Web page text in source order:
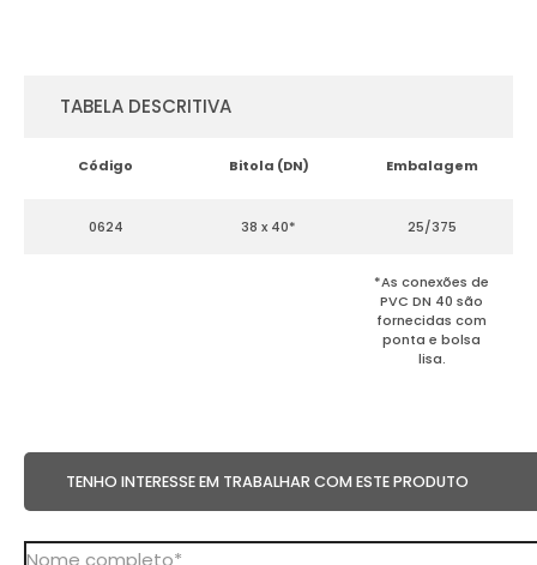
TABELA DESCRITIVA
Código Bitola (DN) Embalagem
0624 38 x 40* 25/375
*As conexões de
PVC DN 40 são
fornecidas com
ponta e bolsa
lisa.
TENHO INTERESSE EM TRABALHAR COM ESTE PRODUTO